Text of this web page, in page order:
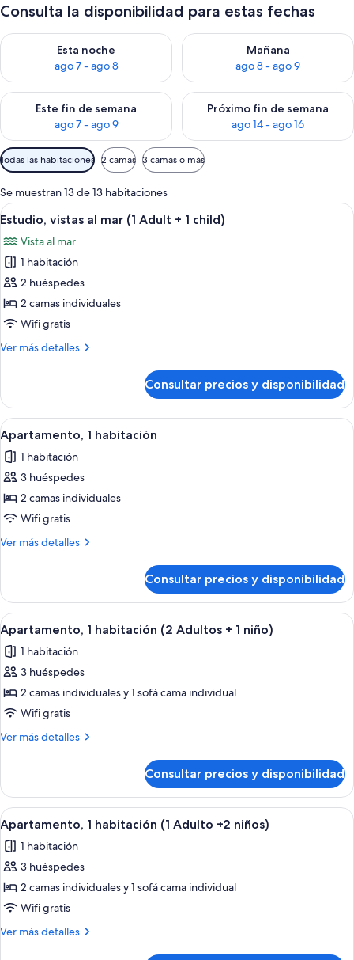
Consulta la disponibilidad para estas fechas
Esta noche
ago 7 - ago 8
Consulta la disponibilidad para esta noche, ago 7 - ago 8
Mañana
ago 8 - ago 9
Consulta la disponibilidad
Este fin de semana
ago 7 - ago 9
Consulta la disponibilidad para este fin de semana, ago 7 -
Próximo fin de semana
ago 14 - ago 16
Consulta la disponibilidad
Filtros
disponibles
para
las
habitaciones
Todas las habitaciones 2 camas 3 camas o más
Se muestran 13 de 13 habitaciones
Abrir
todas
las
fotos
de
Estudio,
vistas
mar
+
1
child)
Habitación de hotel moderna con
10
Estudio, vistas al mar (1 Adult + 1 child)
Vista al mar
1 habitación
2 huéspedes
2 camas individuales
Wifi gratis
Ver más detalles
Más
vistas
al
mar
Adult
+
child)
Consultar precios y disponibilidad
Abrir
todas
las
fotos
de
Apartamento,
1
Habitación de hotel moderna con
11
Apartamento, 1 habitación
1 habitación
3 huéspedes
2 camas individuales
Wifi gratis
Ver más detalles
Más
1
habitación
Consultar precios y disponibilidad
Abrir
todas
las
fotos
de
Apartamento,
1
Adultos
1
niño)
Habitación de hotel moderna con
11
Apartamento, 1 habitación (2 Adultos + 1 niño)
1 habitación
3 huéspedes
2 camas individuales y 1 sofá cama individual
Wifi gratis
Ver más detalles
Más
1
habitación
(2
Adultos
+
Consultar precios y disponibilidad
Abrir
todas
las
fotos
de
Apartamento,
1
Habitación de hotel moderna con
11
Apartamento, 1 habitación (1 Adulto +2 niños)
1 habitación
3 huéspedes
2 camas individuales y 1 sofá cama individual
Wifi gratis
Ver más detalles
Más